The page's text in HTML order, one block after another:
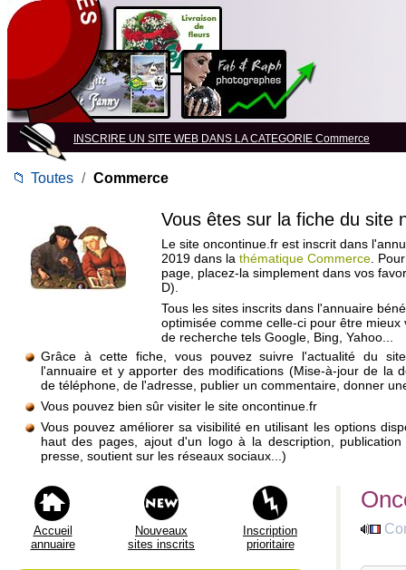
INSCRIRE UN SITE WEB DANS LA CATEGORIE Commerce
📁 Toutes / Commerce
Vous êtes sur la fiche du site
Le site oncontinue.fr est inscrit dans
2019 dans la thématique Commerce .
page, placez-la simplement dans vos
D).
Tous les sites inscrits dans l'annuaire
optimisée comme celle-ci pour être mieux
de recherche tels Google, Bing, Yahoo...
Grâce à cette fiche, vous pouvez suivre l'actualité du
l'annuaire et y apporter des modifications (Mise-à-jour de la
de téléphone, de l'adresse, publier un commentaire, donner
Vous pouvez bien sûr visiter le site oncontinue.fr
Vous pouvez améliorer sa visibilité en utilisant les options
haut des pages, ajout d'un logo à la description,
presse, soutient sur les réseaux sociaux...)
Accueil
annuaire
Nouveaux
sites inscrits
Inscription
prioritaire